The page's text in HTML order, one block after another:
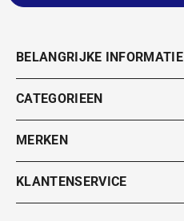
BELANGRIJKE INFORMATIE
CATEGORIEEN
MERKEN
KLANTENSERVICE